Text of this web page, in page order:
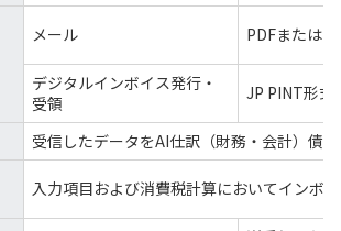
メール PDFまたは
デジタルインボイス発行・
受領
JP PINT形式
受信したデータをAI仕訳（財務・会計）債
入力項目および消費税計算においてインボ